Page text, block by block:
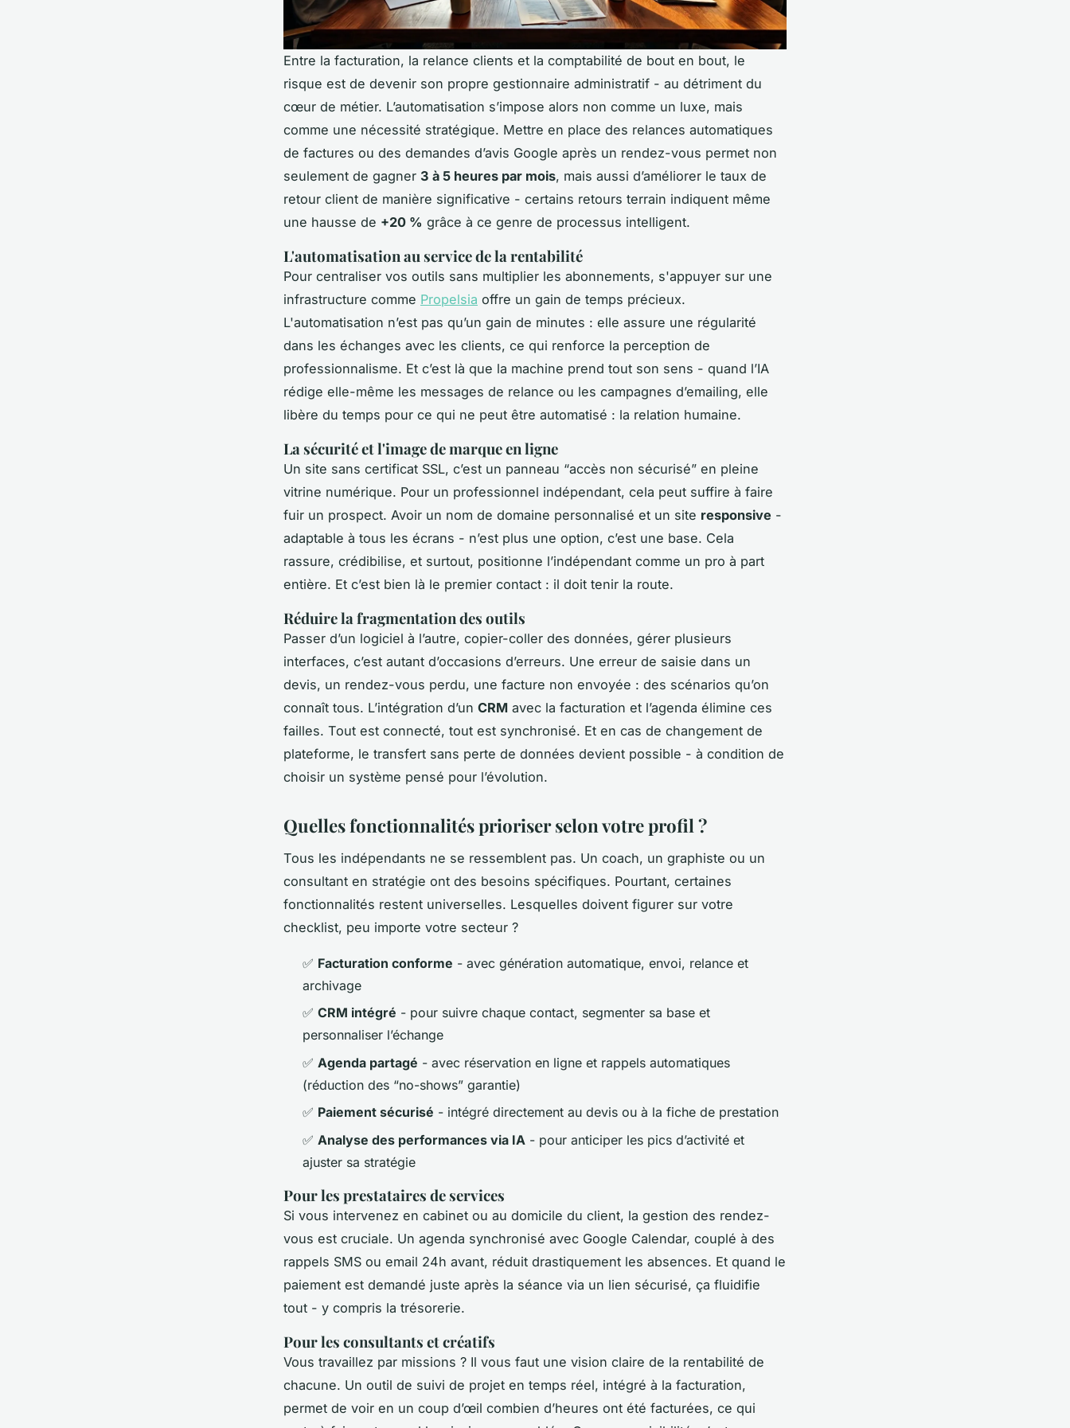
Entre la facturation, la relance clients et la comptabilité de bout en bout, le
risque est de devenir son propre gestionnaire administratif - au détriment du
cœur de métier. L’automatisation s’impose alors non comme un luxe, mais
comme une nécessité stratégique. Mettre en place des relances automatiques
de factures ou des demandes d’avis Google après un rendez-vous permet non
seulement de gagner 3 à 5 heures par mois, mais aussi d’améliorer le taux de
retour client de manière significative - certains retours terrain indiquent même
une hausse de +20 % grâce à ce genre de processus intelligent.
L'automatisation au service de la rentabilité
Pour centraliser vos outils sans multiplier les abonnements, s'appuyer sur une
infrastructure comme Propelsia offre un gain de temps précieux.
L'automatisation n’est pas qu’un gain de minutes : elle assure une régularité
dans les échanges avec les clients, ce qui renforce la perception de
professionnalisme. Et c’est là que la machine prend tout son sens - quand l’IA
rédige elle-même les messages de relance ou les campagnes d’emailing, elle
libère du temps pour ce qui ne peut être automatisé : la relation humaine.
La sécurité et l'image de marque en ligne
Un site sans certificat SSL, c’est un panneau “accès non sécurisé” en pleine
vitrine numérique. Pour un professionnel indépendant, cela peut suffire à faire
fuir un prospect. Avoir un nom de domaine personnalisé et un site responsive -
adaptable à tous les écrans - n’est plus une option, c’est une base. Cela
rassure, crédibilise, et surtout, positionne l’indépendant comme un pro à part
entière. Et c’est bien là le premier contact : il doit tenir la route.
Réduire la fragmentation des outils
Passer d’un logiciel à l’autre, copier-coller des données, gérer plusieurs
interfaces, c’est autant d’occasions d’erreurs. Une erreur de saisie dans un
devis, un rendez-vous perdu, une facture non envoyée : des scénarios qu’on
connaît tous. L’intégration d’un CRM avec la facturation et l’agenda élimine ces
failles. Tout est connecté, tout est synchronisé. Et en cas de changement de
plateforme, le transfert sans perte de données devient possible - à condition de
choisir un système pensé pour l’évolution.
Quelles fonctionnalités prioriser selon votre profil ?
Tous les indépendants ne se ressemblent pas. Un coach, un graphiste ou un
consultant en stratégie ont des besoins spécifiques. Pourtant, certaines
fonctionnalités restent universelles. Lesquelles doivent figurer sur votre
checklist, peu importe votre secteur ?
✅ Facturation conforme - avec génération automatique, envoi, relance et
archivage
✅ CRM intégré - pour suivre chaque contact, segmenter sa base et
personnaliser l’échange
✅ Agenda partagé - avec réservation en ligne et rappels automatiques
(réduction des “no-shows” garantie)
✅ Paiement sécurisé - intégré directement au devis ou à la fiche de prestation
✅ Analyse des performances via IA - pour anticiper les pics d’activité et
ajuster sa stratégie
Pour les prestataires de services
Si vous intervenez en cabinet ou au domicile du client, la gestion des rendez-
vous est cruciale. Un agenda synchronisé avec Google Calendar, couplé à des
rappels SMS ou email 24h avant, réduit drastiquement les absences. Et quand le
paiement est demandé juste après la séance via un lien sécurisé, ça fluidifie
tout - y compris la trésorerie.
Pour les consultants et créatifs
Vous travaillez par missions ? Il vous faut une vision claire de la rentabilité de
chacune. Un outil de suivi de projet en temps réel, intégré à la facturation,
permet de voir en un coup d’œil combien d’heures ont été facturées, ce qui